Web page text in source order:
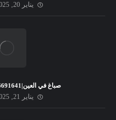
يناير 20, 2025
صباغ في العين|0506691641| صباغ رخيص
يناير 21, 2025